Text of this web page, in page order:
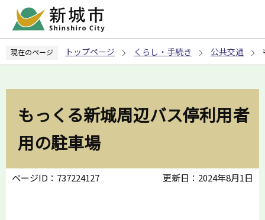
ペ
の
現在のページ トップページ くらし・手続き 公共交通
もっくる新城周辺バス停利用者
用の駐車場
ページID：737224127 更新日：2024年8月1日